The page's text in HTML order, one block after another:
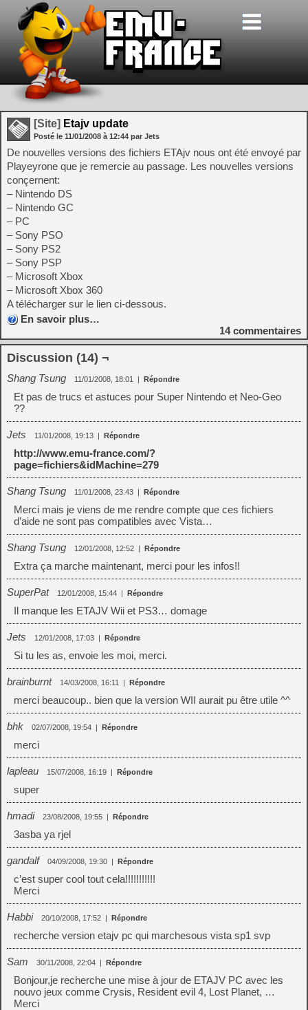
[Site] Etajv update
Posté le 11/01/2008 à 12:44 par Jets
De nouvelles versions des fichiers ETAjv nous ont été envoyé par
Playeyrone que je remercie au passage. Les nouvelles versions
conçernent:
– Nintendo DS
– Nintendo GC
– PC
– Sony PSO
– Sony PS2
– Sony PSP
– Microsoft Xbox
– Microsoft Xbox 360
A télécharger sur le lien ci-dessous.
En savoir plus…
14commentaires
Discussion (14) ¬
Shang Tsung 11/01/2008, 18:01 | Répondre
Et pas de trucs et astuces pour Super Nintendo et Neo-Geo
??
Jets 11/01/2008, 19:13 | Répondre
http://www.emu-france.com/?
page=fichiers&idMachine=279
Shang Tsung 11/01/2008, 23:43 | Répondre
Merci mais je viens de me rendre compte que ces fichiers
d’aide ne sont pas compatibles avec Vista…
Shang Tsung 12/01/2008, 12:52 | Répondre
Extra ça marche maintenant, merci pour les infos!!
SuperPat 12/01/2008, 15:44 | Répondre
Il manque les ETAJV Wii et PS3… domage
Jets 12/01/2008, 17:03 | Répondre
Si tu les as, envoie les moi, merci.
brainburnt 14/03/2008, 16:11 | Répondre
merci beaucoup.. bien que la version WII aurait pu être utile ^^
bhk 02/07/2008, 19:54 | Répondre
merci
lapleau 15/07/2008, 16:19 | Répondre
super
hmadi 23/08/2008, 19:55 | Répondre
3asba ya rjel
gandalf 04/09/2008, 19:30 | Répondre
c’est super cool tout cela!!!!!!!!!!!
Merci
Habbi 20/10/2008, 17:52 | Répondre
recherche version etajv pc qui marchesous vista sp1 svp
Sam 30/11/2008, 22:04 | Répondre
Bonjour,je recherche une mise à jour de ETAJV PC avec les
nouvo jeux comme Crysis, Resident evil 4, Lost Planet, …
Merci